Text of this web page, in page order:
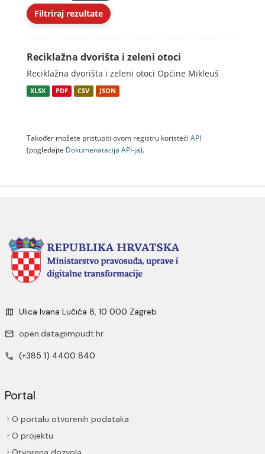
Filtriraj rezultate
Reciklažna dvorišta i zeleni otoci
Reciklažna dvorišta i zeleni otoci Općine Mikleuš
XLSX PDF CSV JSON
Također možete pristupiti ovom registru koristeći API
(pogledajte Dokumenаtаcijа API-jа).